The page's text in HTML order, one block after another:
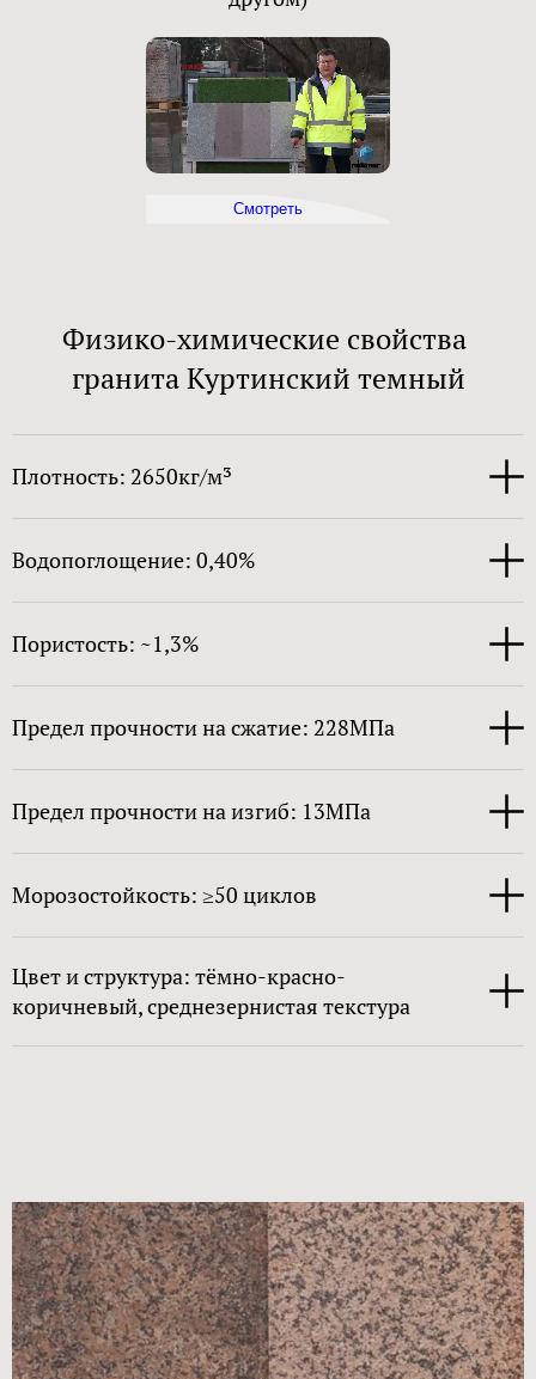
Смотреть
Физико-химические свойства
гранита Куртинский темный
Плотность: 2650кг/м³
Водопоглощение: 0,40%
Пористость: ~1,3%
Предел прочности на сжатие: 228МПа
Предел прочности на изгиб: 13МПа
Морозостойкость: ≥50 циклов
Цвет и структура: тёмно-красно-
коричневый, среднезернистая текстура